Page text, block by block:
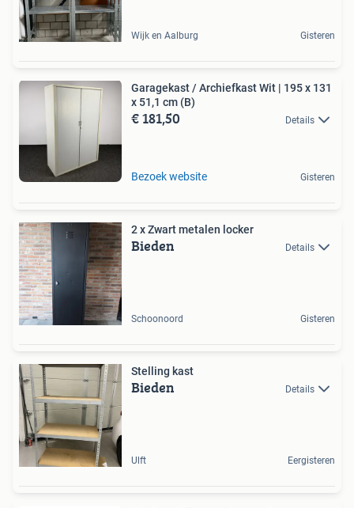
Wijk en Aalburg Gisteren
Garagekast / Archiefkast Wit | 195 x 131
x 51,1 cm (B)
€ 181,50 Details
Bezoek website Gisteren
2 x Zwart metalen locker
Bieden Details
Schoonoord Gisteren
Stelling kast
Bieden Details
Ulft Eergisteren